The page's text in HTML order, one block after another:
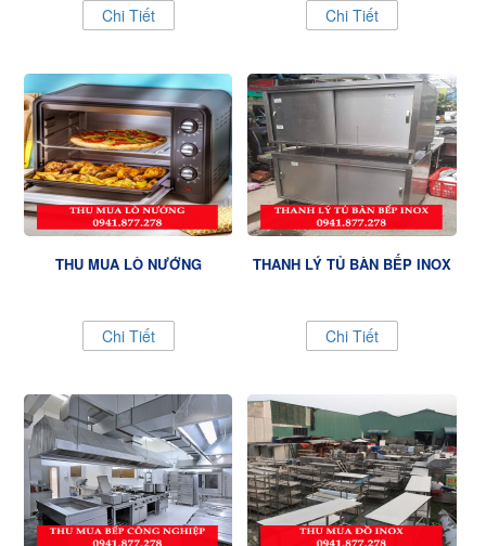
Chi Tiết Chi Tiết
THU MUA LÒ NƯỚNG
Chi Tiết
THANH LÝ TỦ BÀN BẾP INOX
Chi Tiết